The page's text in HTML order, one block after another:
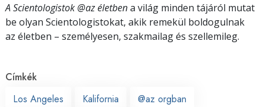
A Scientologistok @az életbena világ minden tájáról mutat
be olyan Scientologistokat, akik remekül boldogulnak
az életben – személyesen, szakmailag és szellemileg.
Címkék
Los Angeles
Kalifornia @az orgban